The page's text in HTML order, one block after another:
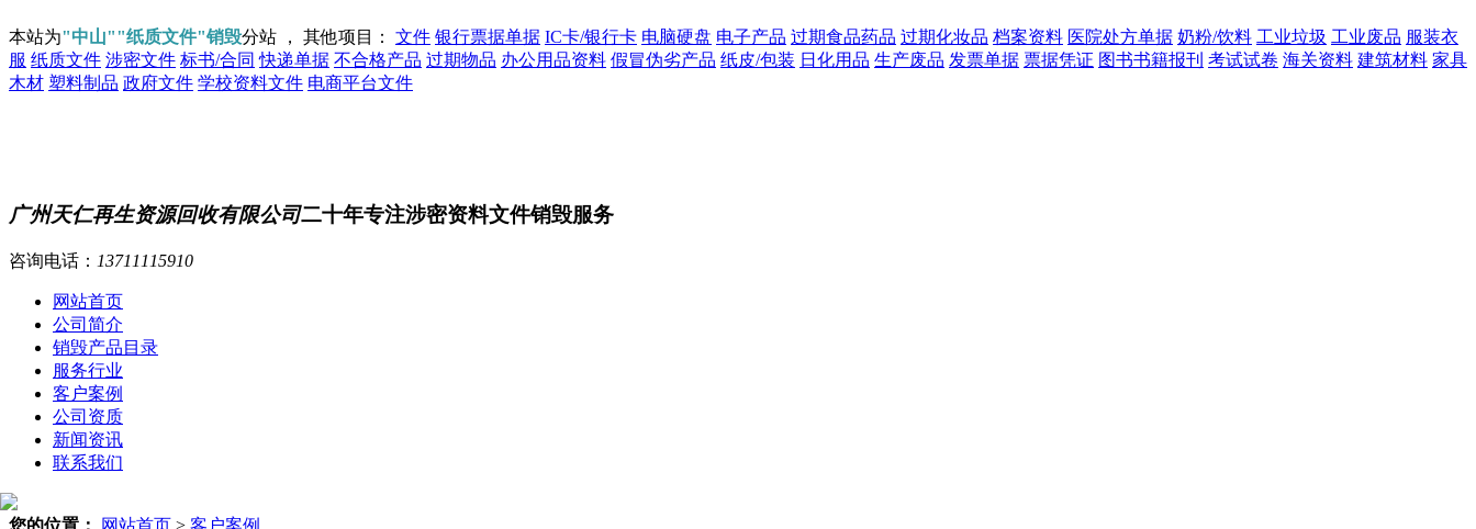
本站为"中山""纸质文件"销毁分站 ， 其他项目： 文件 银行票据单据 IC卡/银行卡 电脑硬盘 电子产品 过期食品药品 过期化妆品 档案资料 医院处方单据 奶粉/饮料 工业垃圾 工业废品 服装衣
服 纸质文件 涉密文件 标书/合同 快递单据 不合格产品 过期物品 办公用品资料 假冒伪劣产品 纸皮/包装 日化用品 生产废品 发票单据 票据凭证 图书书籍报刊 考试试卷 海关资料 建筑材料 家具
木材 塑料制品 政府文件 学校资料文件 电商平台文件
广州天仁再生资源回收有限公司二十年专注涉密资料文件销毁服务
咨询电话： 13711115910
网站首页
公司简介
销毁产品目录
服务行业
客户案例
公司资质
新闻资讯
联系我们
您的位置： 网站首页 > 客户案例